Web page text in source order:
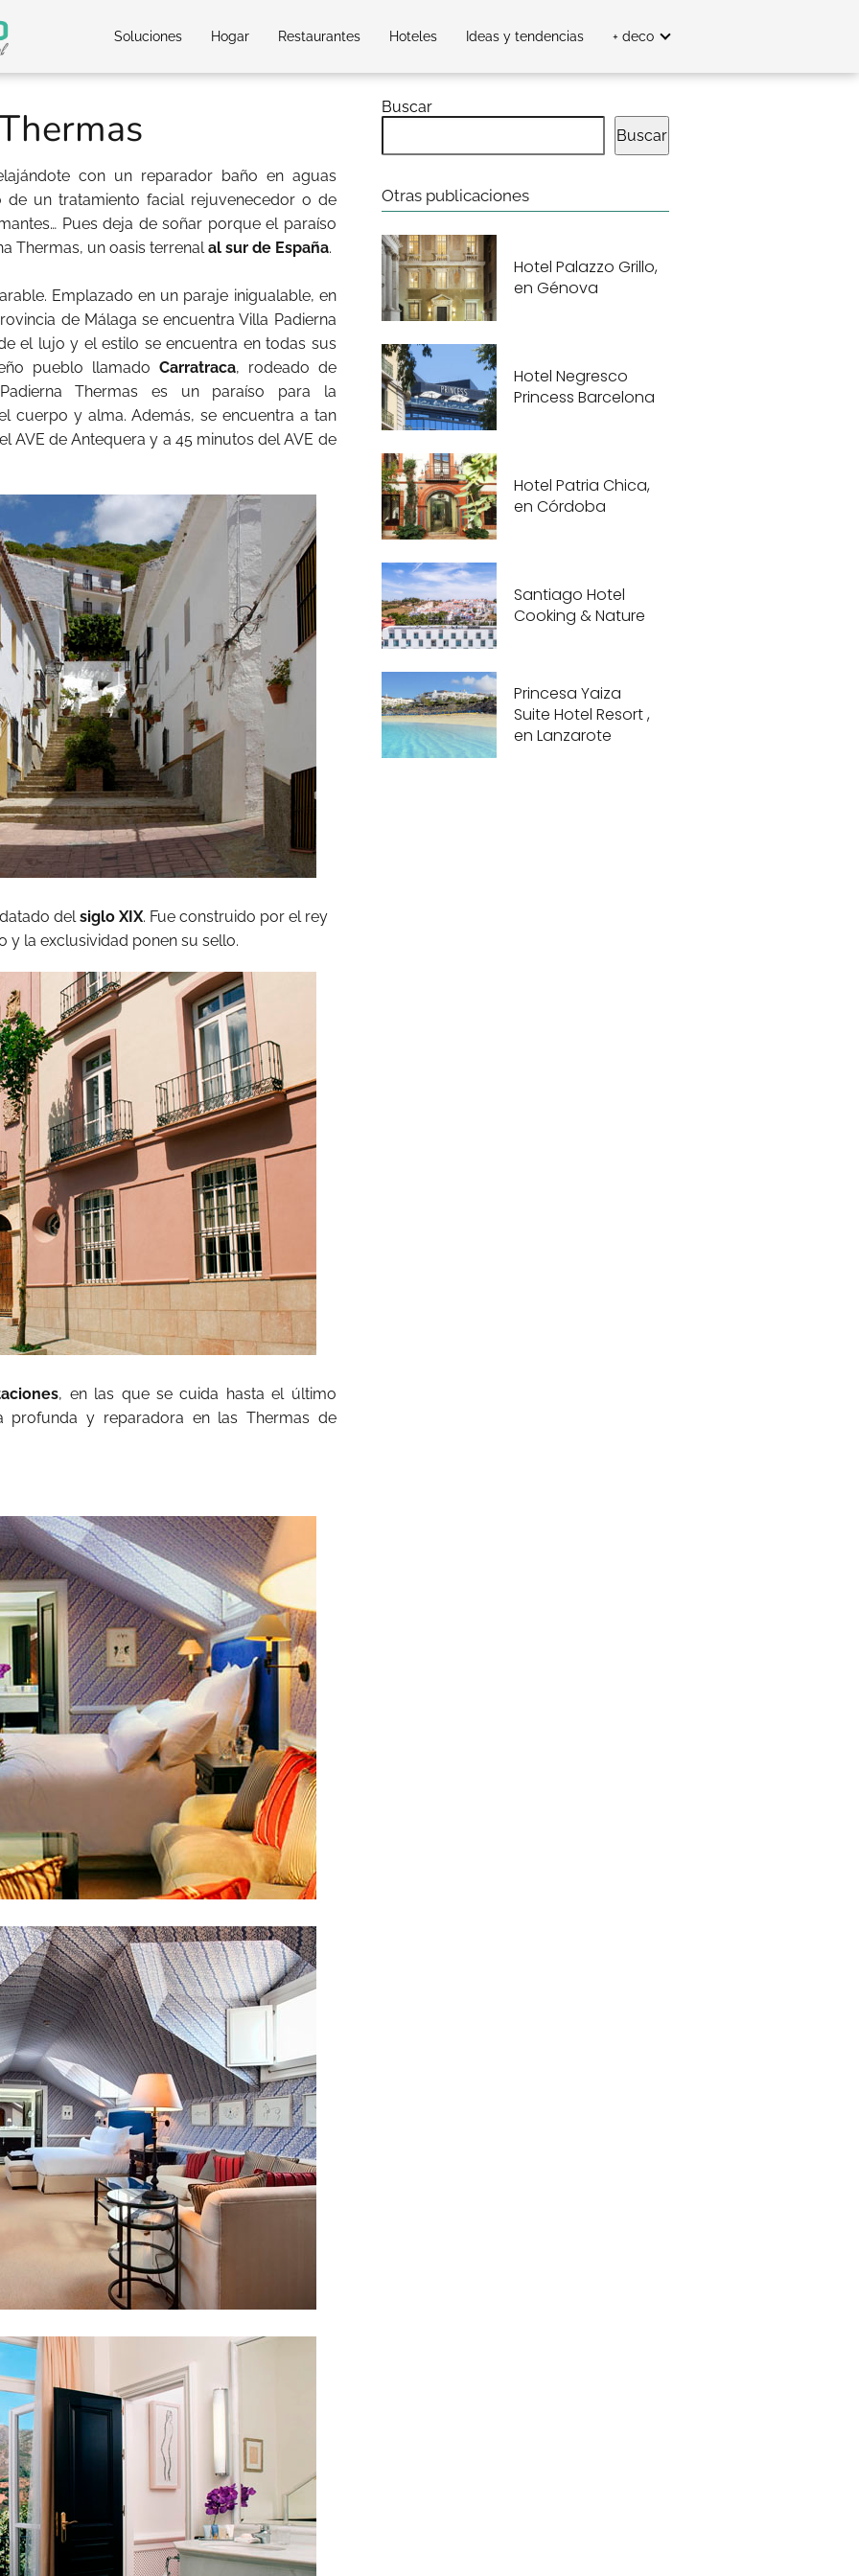
Soluciones Hogar Restaurantes Hoteles Ideas y tendencias + deco
con un reparador baño en aguas
de un tratamiento facial rejuvenecedor o de
Pues deja de soñar porque el paraíso
Thermas, un oasis terrenalal sur de España.
Emplazado en un paraje inigualable, en
de Málaga se encuentra Villa Padierna
el lujo y el estilo se encuentra en todas sus
pueblo llamado Carratraca, rodeado de
Thermas es un paraíso para la
cuerpo y alma. Además, se encuentra a tan
AVE de Antequera y a 45 minutos del AVE de
delsiglo XIX. Fue construido por el rey
y la exclusividad ponen su sello.
, en las que se cuida hasta el último
y reparadora en las Thermas de
Buscar
Buscar
Otras publicaciones
Hotel Palazzo Grillo,
en Génova
Hotel Negresco
Princess Barcelona
Hotel Patria Chica,
en Córdoba
Santiago Hotel
Cooking & Nature
Princesa Yaiza
Suite Hotel Resort ,
en Lanzarote